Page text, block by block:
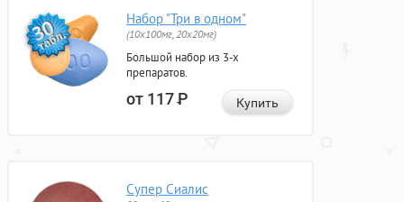
Набор "Три в одном"
(10x100мг, 20x20мг)
Большой набор из 3-х
препаратов.
от 117Р Купить
Супер Сиалис